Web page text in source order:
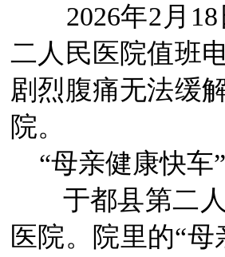
2026年2月
二人民医院值班
剧烈腹痛无法缓
院。
“母亲健康快车
于都县第二
医院。院里的“